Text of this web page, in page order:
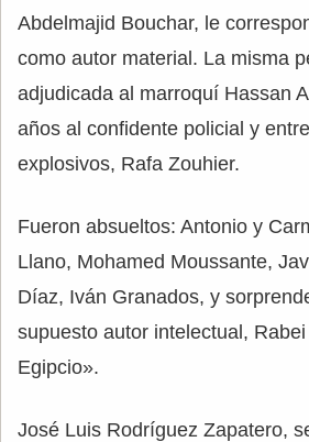
Abdelmajid Bouchar, le
como autor material. La misma
adjudicada al marroquí Hassan
años al confidente policial y
explosivos, Rafa Zouhier.
Fueron absueltos: Antonio y
Llano, Mohamed Moussante,
Díaz, Iván Granados, y
supuesto autor intelectual,
Egipcio».
José Luis Rodríguez Zapatero,